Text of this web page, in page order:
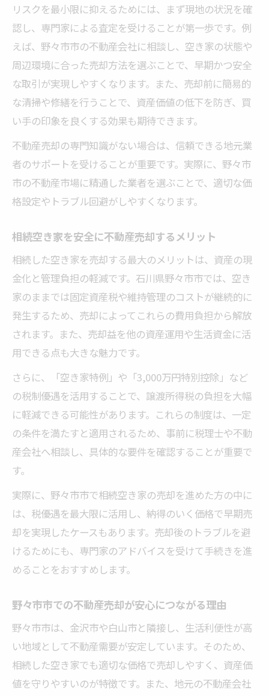
不動産売却の税負担を軽減する準備ポイン
ト
空き家売却における税優遇制度の適用条件
不動産売却時に必要な書類と税対策の基礎
知識
野々市市で相続物件を円滑に現金化する手順
き
法
不動産売却で相続物件を迅速に現金化する
コツ
不動産売却時の必要書類と現金化の注意点
不動産売却による将来リスク回避のポイント解
説
不動産売却で避けたい将来リスクとその対
策
相続空き家を不動産売却して安心を得る秘
訣
不動産売却が将来の資産価値維持に有効な
理由
策
空き家の将来リスクを減らす不動産売却の
重要性
安心して相続した空き家を売却するための秘訣
安心して進める不動産売却の業者選びのコ
相続空き家の不動産売却で後悔しないため
に
不動産売却を成功させる信頼できる相談方
法
空き家売却で安心を得るための準備ステッ
リスクを最小限に抑えるためには、まず現地の状況を確
認し、専門家による査定を受けることが第一歩です。例
えば、野々市市の不動産会社に相談し、空き家の状態や
周辺環境に合った売却方法を選ぶことで、早期かつ安全
な取引が実現しやすくなります。また、売却前に簡易的
な清掃や修繕を行うことで、資産価値の低下を防ぎ、買
い手の印象を良くする効果も期待できます。
不動産売却の専門知識がない場合は、信頼できる地元業
者のサポートを受けることが重要です。実際に、野々市
市の不動産市場に精通した業者を選ぶことで、適切な価
格設定やトラブル回避がしやすくなります。
相続空き家を安全に不動産売却するメリット
相続した空き家を売却する最大のメリットは、資産の現
金化と管理負担の軽減です。石川県野々市市では、空き
家のままでは固定資産税や維持管理のコストが継続的に
発生するため、売却によってこれらの費用負担から解放
されます。また、売却益を他の資産運用や生活資金に活
用できる点も大きな魅力です。
さらに、「空き家特例」や「3,000万円特別控除」など
の税制優遇を活用することで、譲渡所得税の負担を大幅
に軽減できる可能性があります。これらの制度は、一定
の条件を満たすと適用されるため、事前に税理士や不動
産会社へ相談し、具体的な要件を確認することが重要で
す。
実際に、野々市市で相続空き家の売却を進めた方の中に
は、税優遇を最大限に活用し、納得のいく価格で早期売
却を実現したケースもあります。売却後のトラブルを避
けるためにも、専門家のアドバイスを受けて手続きを進
めることをおすすめします。
野々市市での不動産売却が安心につながる理由
野々市市は、金沢市や白山市と隣接し、生活利便性が高
い地域として不動産需要が安定しています。そのため、
相続した空き家でも適切な価格で売却しやすく、資産価
値を守りやすいのが特徴です。また、地元の不動産会社